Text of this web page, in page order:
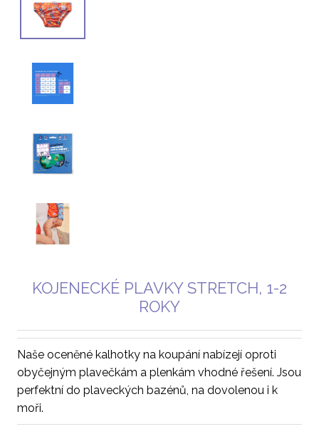
KOJENECKÉ PLAVKY STRETCH, 1-2
ROKY
Naše oceněné kalhotky na koupání nabízejí oproti
obyčejným plavečkám a plenkám vhodné řešení. Jsou
perfektní do plaveckých bazénů, na dovolenou i k
moři.